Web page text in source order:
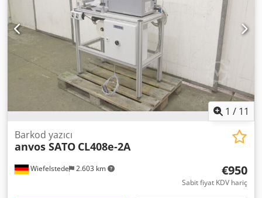
1 / 11
Wiefelstede 2.603 km
Barkod yazıcı
anvos SATO CL408e-2A
€950
Sabit fiyat KDV hariç